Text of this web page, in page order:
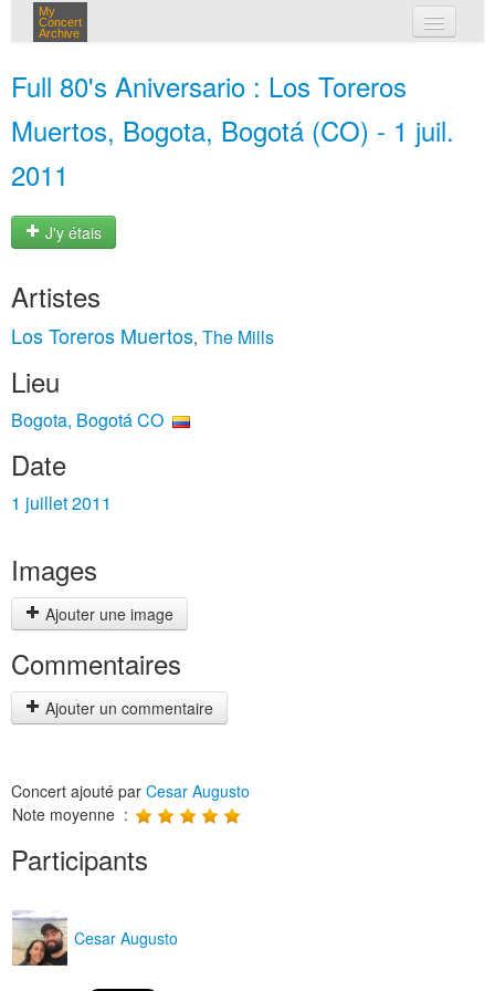
My
Concert
Archive
Full 80's Aniversario : Los Toreros
Muertos, Bogota, Bogotá (CO) - 1 juil.
2011
J'y étais
Artistes
Los Toreros Muertos, The Mills
Lieu
Bogota, Bogotá CO
Date
1 juillet 2011
Images
Ajouter une image
Commentaires
Ajouter un commentaire
Concert ajouté par Cesar Augusto
Note moyenne :
Participants
Cesar Augusto